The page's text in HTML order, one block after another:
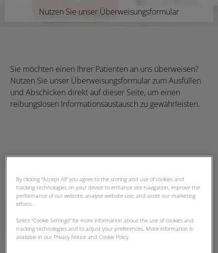
Nutzen Sie unser Überweisungsformular
Sie möchten einen Ihrer Patienten an uns überweisen?
Nutzen Sie unser Überweisungsformular zum Ausfüllen
und Abschicken direkt auf dieser Seite, um einen
reibungslosen Informationsaustausch zu gewährleisten.
ÜBERWEISENDE PRAXIS
Tierhalter
By clicking “Accept All” you agree to the storing and use of cookies and
tracking technologies on your device to enhance site navigation, improve the
performance of our website, analyse website use, and assist our marketing
efforts.
Select “Cookie Settings” for more information about the use of cookies and
tracking technologies and to adjust your preferences. More information is
available in our Privacy Notice and Cookie Policy.